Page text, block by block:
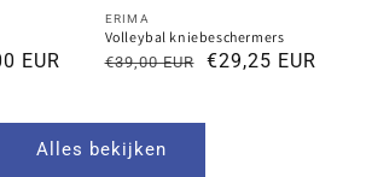
EUR
Verkoper:
ERIMA
Volleybal kniebeschermers
Normale
€39,00 EUR
Kortingsprijs€29,25 EUR
Alles bekijken